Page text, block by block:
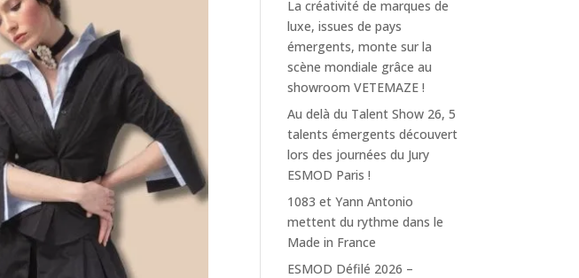
La créativité de marques de
luxe, issues de pays
émergents, monte sur la
scène mondiale grâce au
showroom VETEMAZE !
Au delà du Talent Show 26, 5
talents émergents découvert
lors des journées du Jury
ESMOD Paris !
1083 et Yann Antonio
mettent du rythme dans le
Made in France
ESMOD Défilé 2026 –